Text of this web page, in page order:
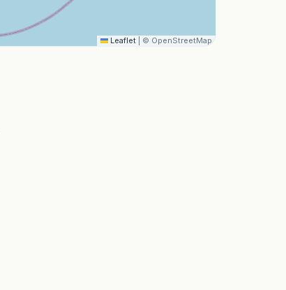
Leaflet © OpenStreetMap